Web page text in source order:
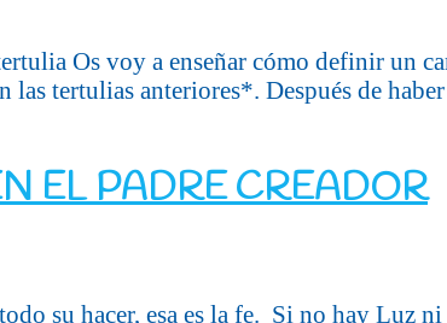
Os voy a enseñar cómo definir un
las tertulias anteriores*. Después de
EL PADRE CREADOR
su hacer, esa es la fe. Si no hay Luz